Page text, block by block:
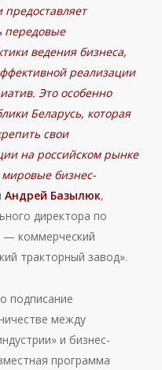
передовые
ведения бизнеса,
реализации
Это особенно
Беларусь, которая
свои
на российском рынке
мировые бизнес-
Андрей Базылюк,
директора по
— коммерческий
тракторный завод».
подписание
между
и бизнес-
программа